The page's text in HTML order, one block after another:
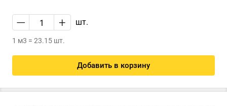
— + шт.
1 м3 = 23.15 шт.
Добавить в корзину